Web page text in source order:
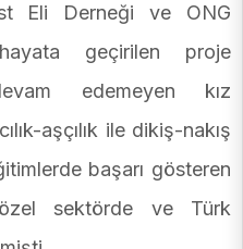
Eli Derneği ve ONG
geçirilen proje
edemeyen kız
aşçılık ile dikiş-nakış
başarı gösteren
sektörde ve Türk